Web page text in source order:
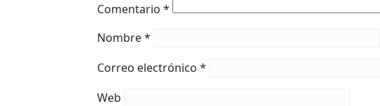
Comentario *
Nombre*
Correo electrónico *
Web